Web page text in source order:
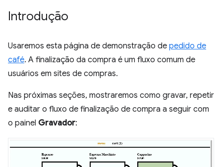
Introdução
Usaremos esta página de demonstração de pedido de
café. A finalização da compra é um fluxo comum de
usuários em sites de compras.
Nas próximas seções, mostraremos como gravar, repetir
e auditar o fluxo de finalização de compra a seguir com
o painel Gravador: